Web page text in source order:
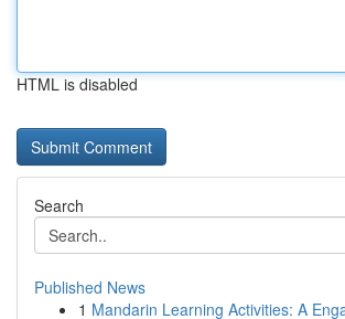
HTML is disabled
Search
Published News
1 Mandarin Learning Activities: A